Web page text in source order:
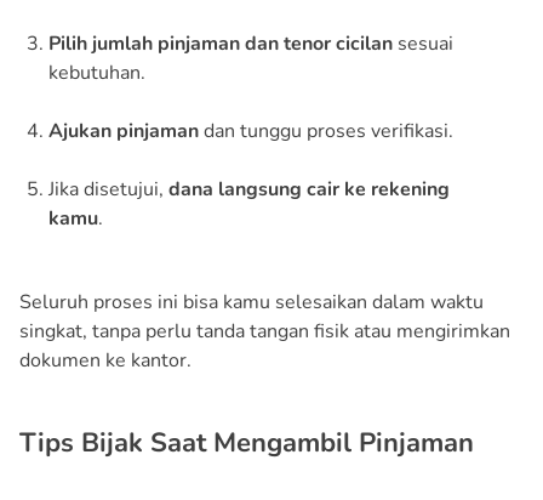
Pilih jumlah pinjaman dan tenor cicilan sesuai
kebutuhan.
Ajukan pinjamandan tunggu proses verifikasi.
Jika disetujui, dana langsung cair ke rekening
kamu.
Seluruh proses ini bisa kamu selesaikan dalam waktu
singkat, tanpa perlu tanda tangan fisik atau mengirimkan
dokumen ke kantor.
Tips Bijak Saat Mengambil Pinjaman